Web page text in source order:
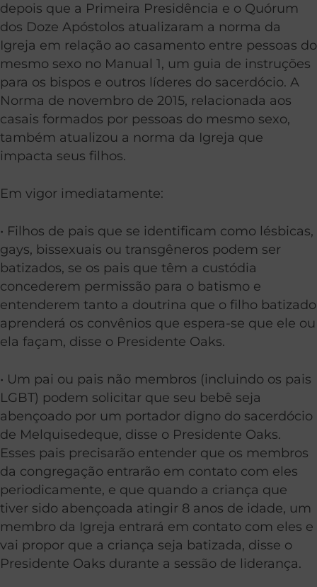
depois que a Primeira Presidência e o Quórum
dos Doze Apóstolos atualizaram a norma da
Igreja em relação ao casamento entre pessoas do
mesmo sexo no Manual 1, um guia de instruções
para os bispos e outros líderes do sacerdócio. A
Norma de novembro de 2015, relacionada aos
casais formados por pessoas do mesmo sexo,
também atualizou a norma da Igreja que
impacta seus filhos.
Em vigor imediatamente:
• Filhos de pais que se identificam como lésbicas,
gays, bissexuais ou transgêneros podem ser
batizados, se os pais que têm a custódia
concederem permissão para o batismo e
entenderem tanto a doutrina que o filho batizado
aprenderá os convênios que espera-se que ele ou
ela façam, disse o Presidente Oaks.
• Um pai ou pais não membros (incluindo os pais
LGBT) podem solicitar que seu bebê seja
abençoado por um portador digno do sacerdócio
de Melquisedeque, disse o Presidente Oaks.
Esses pais precisarão entender que os membros
da congregação entrarão em contato com eles
periodicamente, e que quando a criança que
tiver sido abençoada atingir 8 anos de idade, um
membro da Igreja entrará em contato com eles e
vai propor que a criança seja batizada, disse o
Presidente Oaks durante a sessão de liderança.